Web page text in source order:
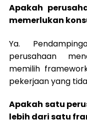
Apakah
memerlukan
Ya.
perusahaan
memilih
pekerjaan yang
Apakah satu
lebih dari satu